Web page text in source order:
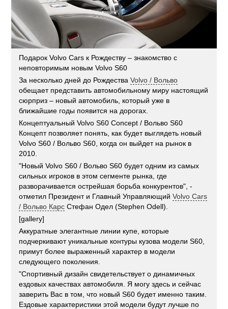
Подарок Volvo Cars к Рождеству – знакомство с
неповторимым новым Volvo S60
За несколько дней до РождестваVolvo / Вольво
обещает представить автомобильному миру настоящий
сюрприз – новый автомобиль, который уже в
ближайшие годы появится на дорогах.
Концептуальный Volvo S60 Concept / Вольво S60
Концепт позволяет понять, как будет выглядеть новый
Volvo S60 / Вольво S60, когда он выйдет на рынок в
2010.
"Новый Volvo S60 / Вольво S60 будет одним из самых
сильных игроков в этом сегменте рынка, где
разворачивается острейшая борьба конкурентов", -
отметил Президент и Главный УправляющийVolvo Cars
/ Вольво Карс Стефан Одел (Stephen Odell).
[gallery]
Аккуратные элегантные линии купе, которые
подчеркивают уникальные контуры кузова модели S60,
примут более выраженный характер в модели
следующего поколения.
"Спортивный дизайн свидетельствует о динамичных
ездовых качествах автомобиля. Я могу здесь и сейчас
заверить Вас в том, что новый S60 будет именно таким.
Ездовые характеристики этой модели будут лучше по